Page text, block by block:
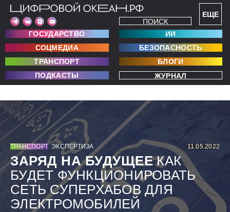
ЕЩЕ
ПОИСК
ГОСУДАРСТВО
ИИ
СОЦМЕДИА
БЕЗОПАСНОСТЬ
ТРАНСПОРТ
БЛОГИ
ПОДКАСТЫ
ЖУРНАЛ
ТРАНСПОРТ ЭКСПЕРТИЗА 11.05.2022
ЗАРЯД НА БУДУЩЕЕКАК
БУДЕТ ФУНКЦИОНИРОВАТЬ
СЕТЬ СУПЕРХАБОВ ДЛЯ
ЭЛЕКТРОМОБИЛЕЙ